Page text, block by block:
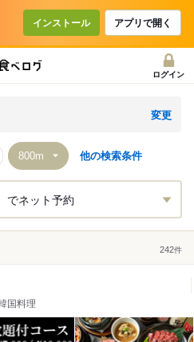
インストール アプリで開く
ログイン
変更
他の検索条件
でネット予約
242件
国料理